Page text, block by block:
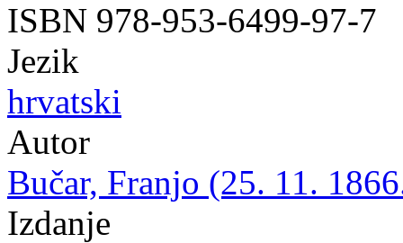
ISBN 978-953-6499-97-7
Jezik
hrvatski
Autor
Bučar, Franjo (25. 11.
Izdanje